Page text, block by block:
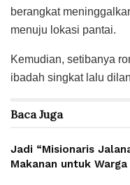
berangkat
menuju lokasi pantai.
Kemudian, setibanya
ibadah singkat lalu
Baca Juga
Jadi “Misionaris
Makanan untuk Warga